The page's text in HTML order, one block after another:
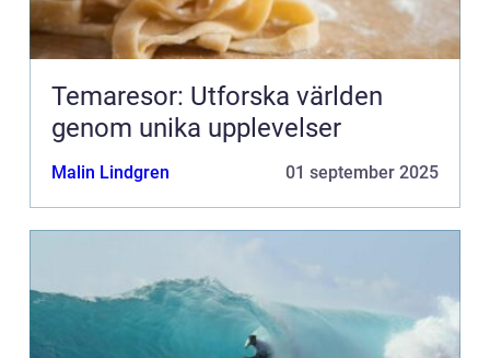
Temaresor: Utforska världen
genom unika upplevelser
Malin Lindgren 01 september 2025